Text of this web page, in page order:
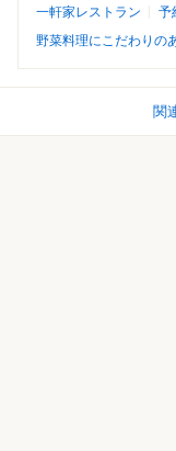
一軒家レストラン
予
野菜料理にこだわりの
関